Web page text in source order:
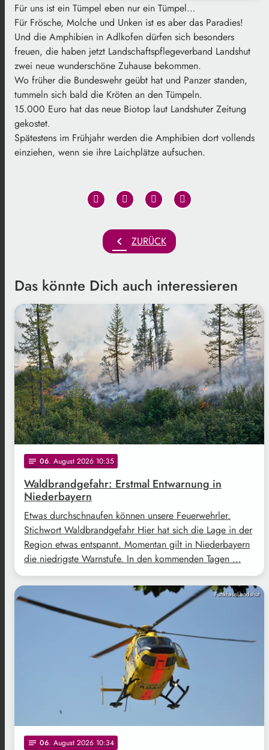
Für uns ist ein Tümpel eben nur ein Tümpel…
Für Frösche, Molche und Unken ist es aber das Paradies!
Und die Amphibien in Adlkofen dürfen sich besonders
freuen, die haben jetzt Landschaftspflegeverband Landshut
zwei neue wunderschöne Zuhause bekommen.
Wo früher die Bundeswehr geübt hat und Panzer standen,
tummeln sich bald die Kröten an den Tümpeln.
15.000 Euro hat das neue Biotop laut Landshuter Zeitung
gekostet.
Spätestens im Frühjahr werden die Amphibien dort vollends
einziehen, wenn sie ihre Laichplätze aufsuchen.
chevron_left ZURÜCK
Das könnte Dich auch interessieren
Freepik
notes 06. August 2026 10:35
Waldbrandgefahr: Erstmal Entwarnung in
Niederbayern
Etwas durchschnaufen können unsere Feuerwehrler.
Stichwort Waldbrandgefahr Hier hat sich die Lage in der
Region etwas entspannt. Momentan gilt in Niederbayern
die niedrigste Warnstufe. In den kommenden Tagen …
FunkhausLandshut
notes 06. August 2026 10:34